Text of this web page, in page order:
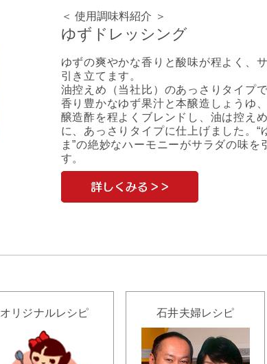
＜ 使用調味料紹介 ＞
ゆずドレッシング
ゆずの爽やかな香りと酸味が程よく、
引き立てます。
油控えめ（当社比）のあっさりタイプで
香り豊かなゆず果汁と本醸造しょうゆ、
醸造酢を程よくブレンドし、油は控えめ
に、あっさりタイプに仕上げました。“
ま”の絶妙なハーモニーがサラダの味を
す。
オリジナルレシピ 石井夫婦レシピ